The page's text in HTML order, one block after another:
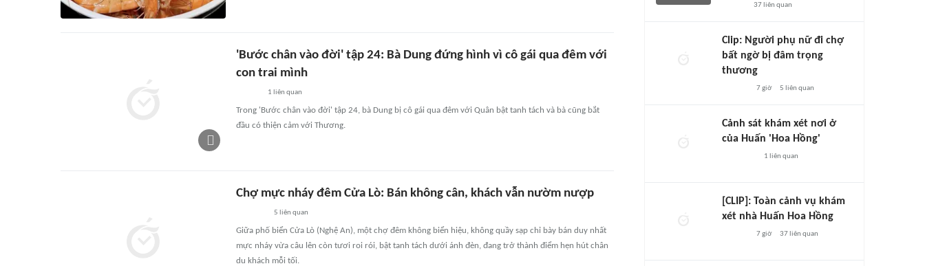
'Bước chân vào đời' tập 24: Bà Dung đứng hình vì cô gái qua đêm với
con trai mình
1 liên quan
Trong 'Bước chân vào đời' tập 24, bà Dung bị cô gái qua đêm với Quân bật tanh tách và bà cũng bắt
đầu có thiện cảm với Thương.
Chợ mực nháy đêm Cửa Lò: Bán không cân, khách vẫn nườm nượp
5 liên quan
Giữa phố biển Cửa Lò (Nghệ An), một chợ đêm không biển hiệu, không quầy sạp chỉ bày bán duy nhất
mực nháy vừa câu lên còn tươi roi rói, bật tanh tách dưới ánh đèn, đang trở thành điểm hẹn hút chân
du khách mỗi tối.
37liên quan
Clip: Người phụ nữ đi chợ
bất ngờ bị đâm trọng
thương
7 giờ 5 liên quan
Cảnh sát khám xét nơi ở
của Huấn 'Hoa Hồng'
1 liên quan
[CLIP]: Toàn cảnh vụ khám
xét nhà Huấn Hoa Hồng
7 giờ 37liên quan